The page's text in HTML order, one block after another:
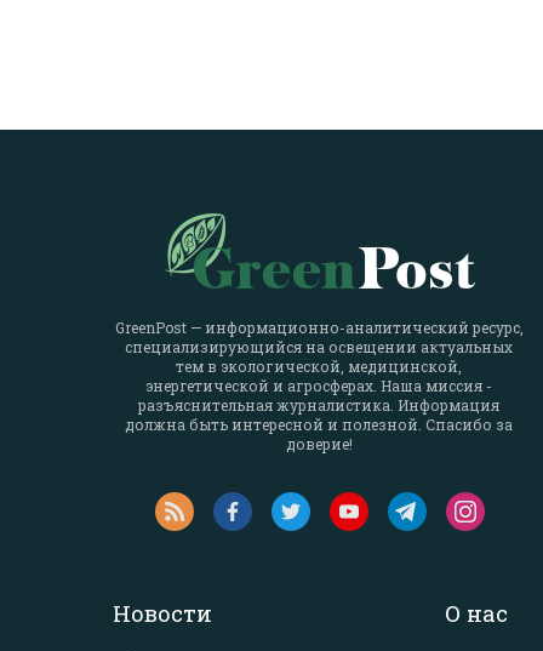
GreenPost — информационно-аналитический ресурс,
специализирующийся на освещении актуальных
тем в экологической, медицинской,
энергетической и агросферах. Наша миссия -
разъяснительная журналистика. Информация
должна быть интересной и полезной. Спасибо за
доверие!
Новости
О нас